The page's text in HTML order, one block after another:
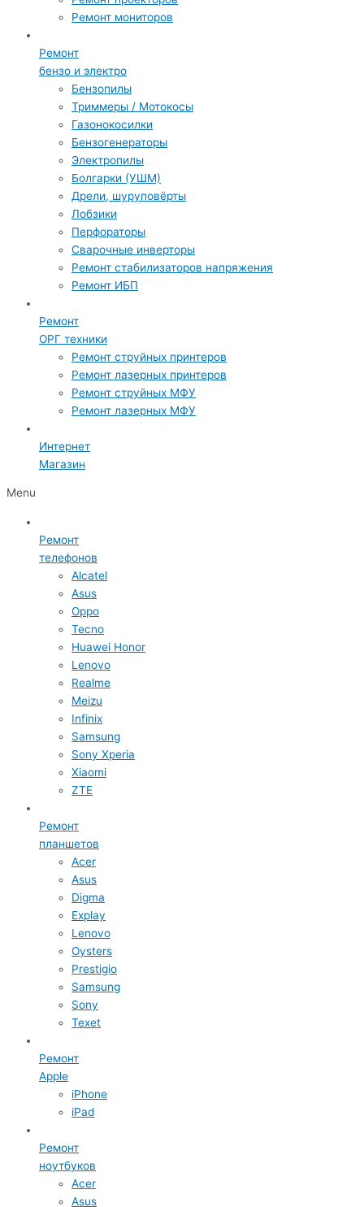
Ремонт мониторов
Ремонт
бензо и электро
Бензопилы
Триммеры / Мотокосы
Газонокосилки
Бензогенераторы
Электропилы
Болгарки (УШМ)
Дрели, шуруповёрты
Лобзики
Перфораторы
Сварочные инверторы
Ремонт стабилизаторов напряжения
Ремонт ИБП
Ремонт
ОРГ техники
Ремонт струйных принтеров
Ремонт лазерных принтеров
Ремонт струйных МФУ
Ремонт лазерных МФУ
Интернет
Магазин
Menu
Ремонт
телефонов
Alcatel
Asus
Oppo
Tecno
Huawei Honor
Lenovo
Realme
Meizu
Infinix
Samsung
Sony Xperia
Xiaomi
ZTE
Ремонт
планшетов
Acer
Asus
Digma
Explay
Lenovo
Oysters
Prestigio
Samsung
Sony
Texet
Ремонт
Apple
iPhone
iPad
Ремонт
ноутбуков
Acer
Asus